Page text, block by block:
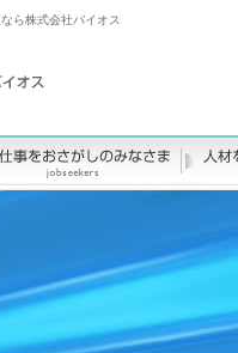
ら株式会社バイオス